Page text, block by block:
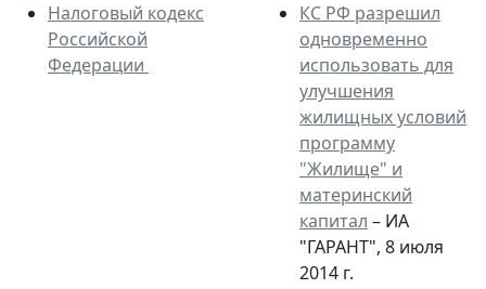
Налоговый кодекс
Российской
Федерации
КС РФ разрешил
одновременно
использовать для
улучшения
жилищных условий
программу
"Жилище" и
материнский
капитал – ИА
"ГАРАНТ", 8 июля
2014 г.